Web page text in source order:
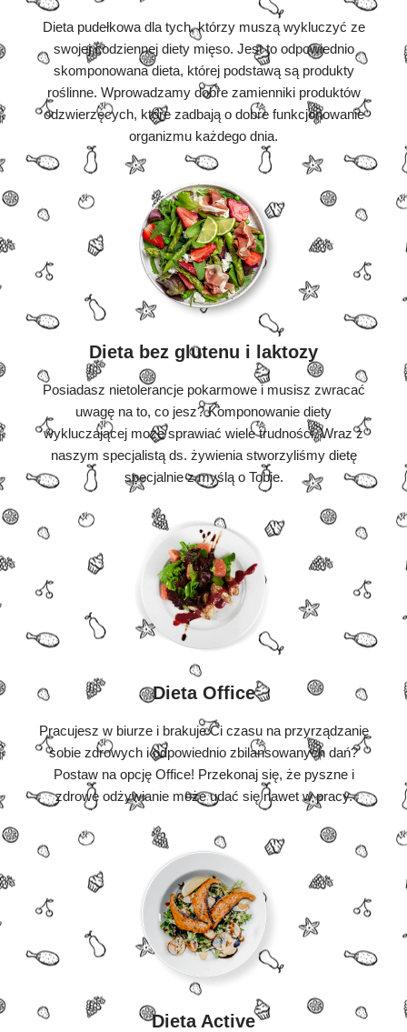
Dieta pudełkowa dla tych, którzy muszą wykluczyć ze
swojej codziennej diety mięso. Jest to odpowiednio
skomponowana dieta, której podstawą są produkty
roślinne. Wprowadzamy dobre zamienniki produktów
odzwierzęcych, które zadbają o dobre funkcjonowanie
organizmu każdego dnia.
Dieta bez glutenu i laktozy
Posiadasz nietolerancje pokarmowe i musisz zwracać
uwagę na to, co jesz? Komponowanie diety
wykluczającej może sprawiać wiele trudności. Wraz z
naszym specjalistą ds. żywienia stworzyliśmy dietę
specjalnie z myślą o Tobie.
Dieta Office
Pracujesz w biurze i brakuje Ci czasu na przyrządzanie
sobie zdrowych i odpowiednio zbilansowanych dań?
Postaw na opcję Office! Przekonaj się, że pyszne i
zdrowe odżywianie może udać się nawet w pracy.
Dieta Active